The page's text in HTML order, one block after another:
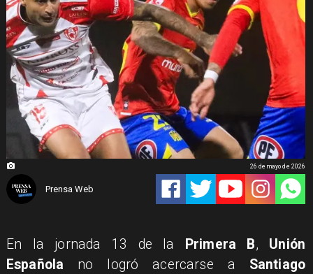
Prensa Web
26 de mayo de 2026
En la jornada 13 de la Primera B, Unión
Española no logró acercarse a Santiago